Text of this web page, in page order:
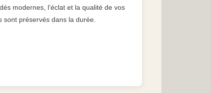
modernes, l’éclat et la qualité de vos
sont préservés dans la durée.